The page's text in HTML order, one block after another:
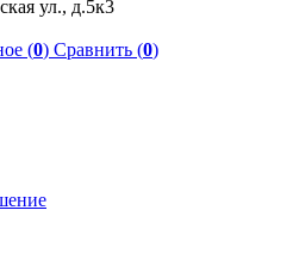
ул., д.5к3
(0) Сравнить (0)